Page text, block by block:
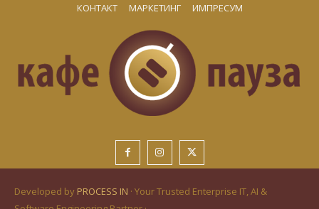
КОНТАКТ МАРКЕТИНГ ИМПРЕСУМ
Developed by PROCESS IN · Your Trusted Enterprise IT, AI &